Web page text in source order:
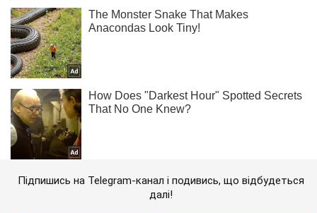
Підпишись на Telegram-канал і подивись, що відбудеться
далі!